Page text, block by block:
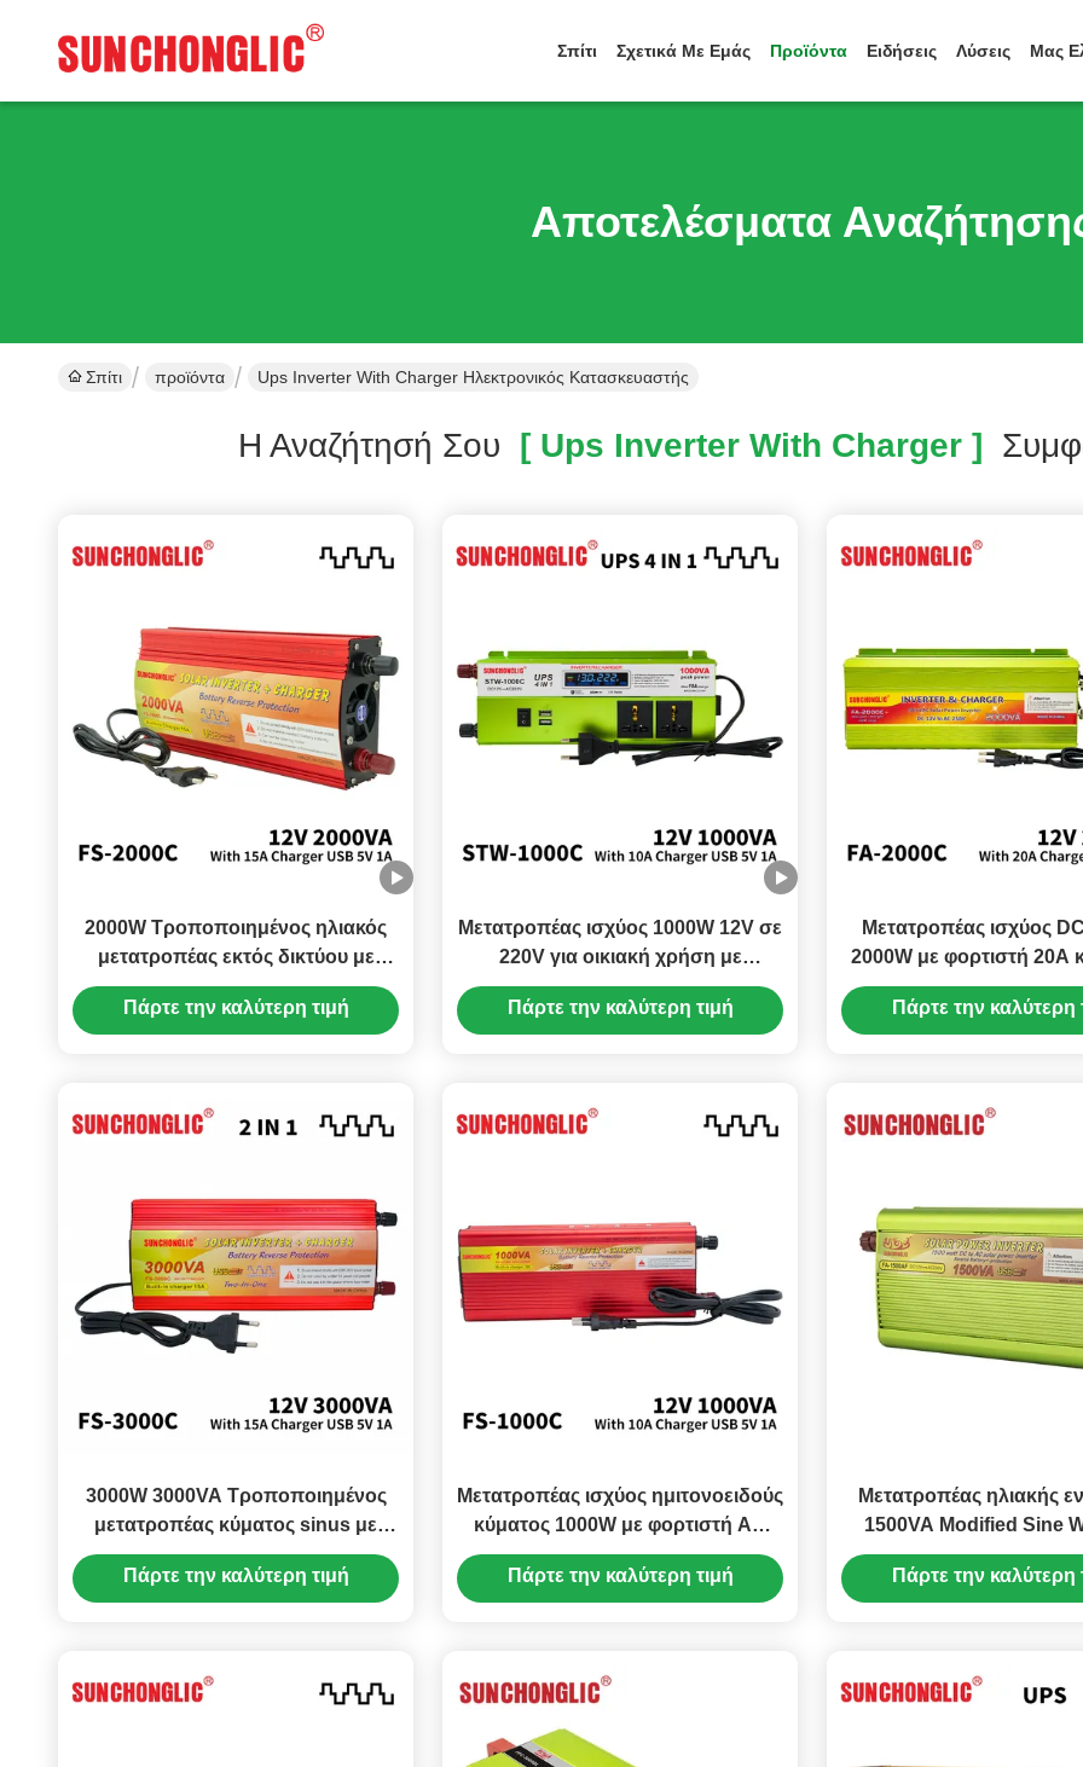
Σπίτι Σχετικά Με Εμάς Προϊόντα Ειδήσεις Λύσεις Μας
Αποτελέσματα
Σπίτι προϊόντα Ups Inverter With Charger Ηλεκτρονικός Κατασκευαστής
Η Αναζήτησή Σου [ Ups Inverter With Charger ]
2000W Τροποποιημένος ηλιακός
μετατροπέας εκτός δικτύου με
φορτιστή 12V έως 220V
Πάρτε την καλύτερη τιμή
Μετατροπέας ισχύος 1000W 12V σε
220V για οικιακή χρήση με
φορτιστή για αξιόπιστη μετατροπή
DC σε AC
Πάρτε την καλύτερη τιμή
Μετατροπέας ισχύος
2000W με φορτιστή 20A
τροποποιημένου
κύματος
Πάρτε την καλύτερη
3000W 3000VA Τροποποιημένος
μετατροπέας κύματος sinus με
φορτιστή μπαταρίας 15A 12V έως
220V μετατροπέας ηλιακής
Πάρτε την καλύτερη τιμή
Μετατροπέας ισχύος ημιτονοειδούς
κύματος 1000W με φορτιστή AC
10A 12V DC σε 220V AC
Πάρτε την καλύτερη τιμή
Μετατροπέας ηλιακής
1500VA Modified Sine
USB 5V 1A και
220V
Πάρτε την καλύτερη